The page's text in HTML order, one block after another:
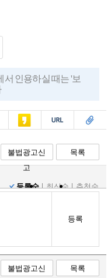
서 인용하실 때는 '보
카스 복사 스크랩
불법광고신
고
목록
등록순
최신순 추천순
등록
불법광고신
목록